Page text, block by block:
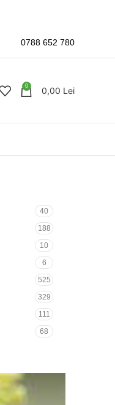
0788 652 780
0 0,00 Lei
40
188
10
6
525
329
111
68